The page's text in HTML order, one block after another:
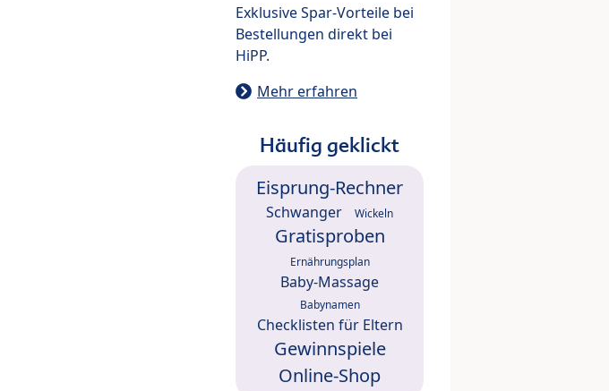
Exklusive Spar-Vorteile bei
Bestellungen direkt bei
HiPP.
Mehr erfahren
Häufig geklickt
Eisprung-Rechner
Schwanger Wickeln
Gratisproben
Ernährungsplan
Baby-Massage
Babynamen
Checklisten für Eltern
Gewinnspiele
Online-Shop